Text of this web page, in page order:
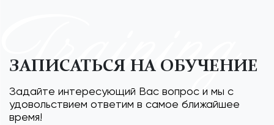
Training
ЗАПИСАТЬСЯ НА ОБУЧЕНИЕ
Задайте интересующий Вас вопрос и мы с
удовольствием ответим в самое ближайшее
время!